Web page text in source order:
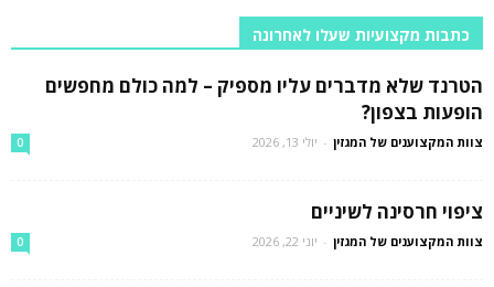
כתבות מקצועיות שעלו לאחרונה
הטרנד שלא מדברים עליו מספיק – למה כולם מחפשים
הופעות בצפון?
צוות המקצוענים של המגזין - יולי 13, 2026 0
ציפוי חרסינה לשיניים
צוות המקצוענים של המגזין - יוני 22, 2026 0